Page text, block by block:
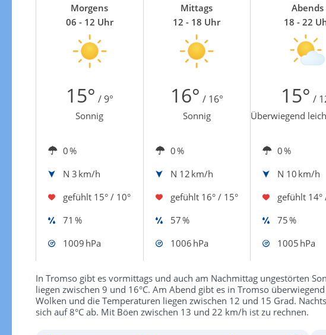
Morgens
06 - 12 Uhr
Mittags
12 - 18 Uhr
Abends
18 - 22
15° / 9° 16° / 16° 15° /
Sonnig Sonnig Überwiegend
0 % 0 % 0 %
N 3 km/h N 12 km/h N 10 km/h
gefühlt 15° / 10° gefühlt 16° / 15° gefühlt 14°
71 %
57 % 75 %
1009 hPa
1006 hPa 1005 hPa
In Tromso gibt es vormittags und auch am Nachmittag ungestörten
liegen zwischen 9 und 16°C. Am Abend gibt es in Tromso
Wolken und die Temperaturen liegen zwischen 12 und 15 Grad.
sich auf 8°C ab. Mit Böen zwischen 13 und 22 km/h ist zu rechnen.